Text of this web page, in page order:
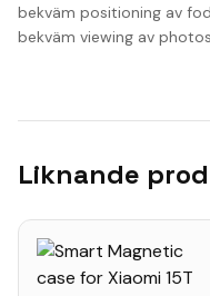
bekväm positioning av
bekväm viewing av
Liknande